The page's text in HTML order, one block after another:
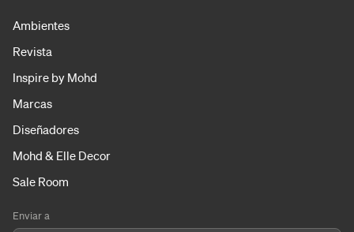
Ambientes
Revista
Inspire by Mohd
Marcas
Diseñadores
Mohd & Elle Decor
Sale Room
Enviar a